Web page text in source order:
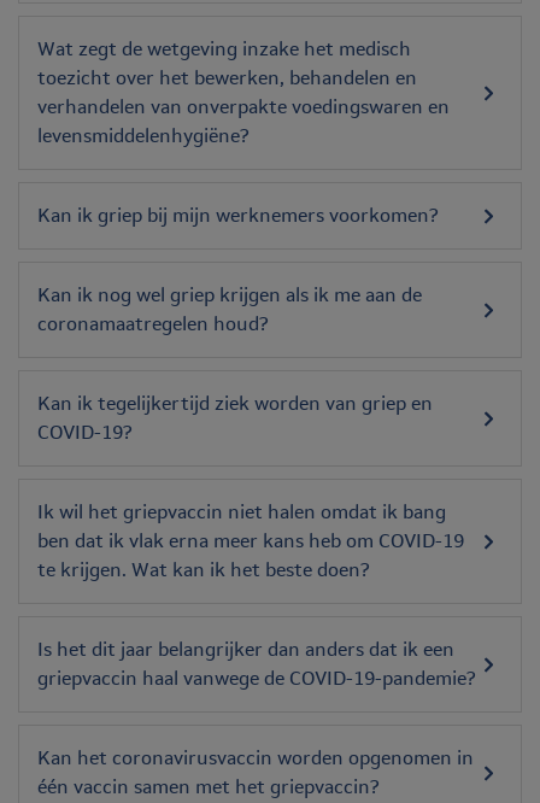
Wat zegt de wetgeving inzake het medisch
toezicht over het bewerken, behandelen en
verhandelen van onverpakte voedingswaren en
levensmiddelenhygiëne?
Kan ik griep bij mijn werknemers voorkomen?
Kan ik nog wel griep krijgen als ik me aan de
coronamaatregelen houd?
Kan ik tegelijkertijd ziek worden van griep en
COVID-19?
Ik wil het griepvaccin niet halen omdat ik bang
ben dat ik vlak erna meer kans heb om COVID-19
te krijgen. Wat kan ik het beste doen?
Is het dit jaar belangrijker dan anders dat ik een
griepvaccin haal vanwege de COVID-19-pandemie?
Kan het coronavirusvaccin worden opgenomen in
één vaccin samen met het griepvaccin?